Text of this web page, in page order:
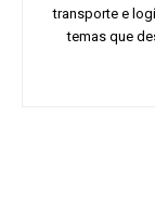
transporte e
temas que